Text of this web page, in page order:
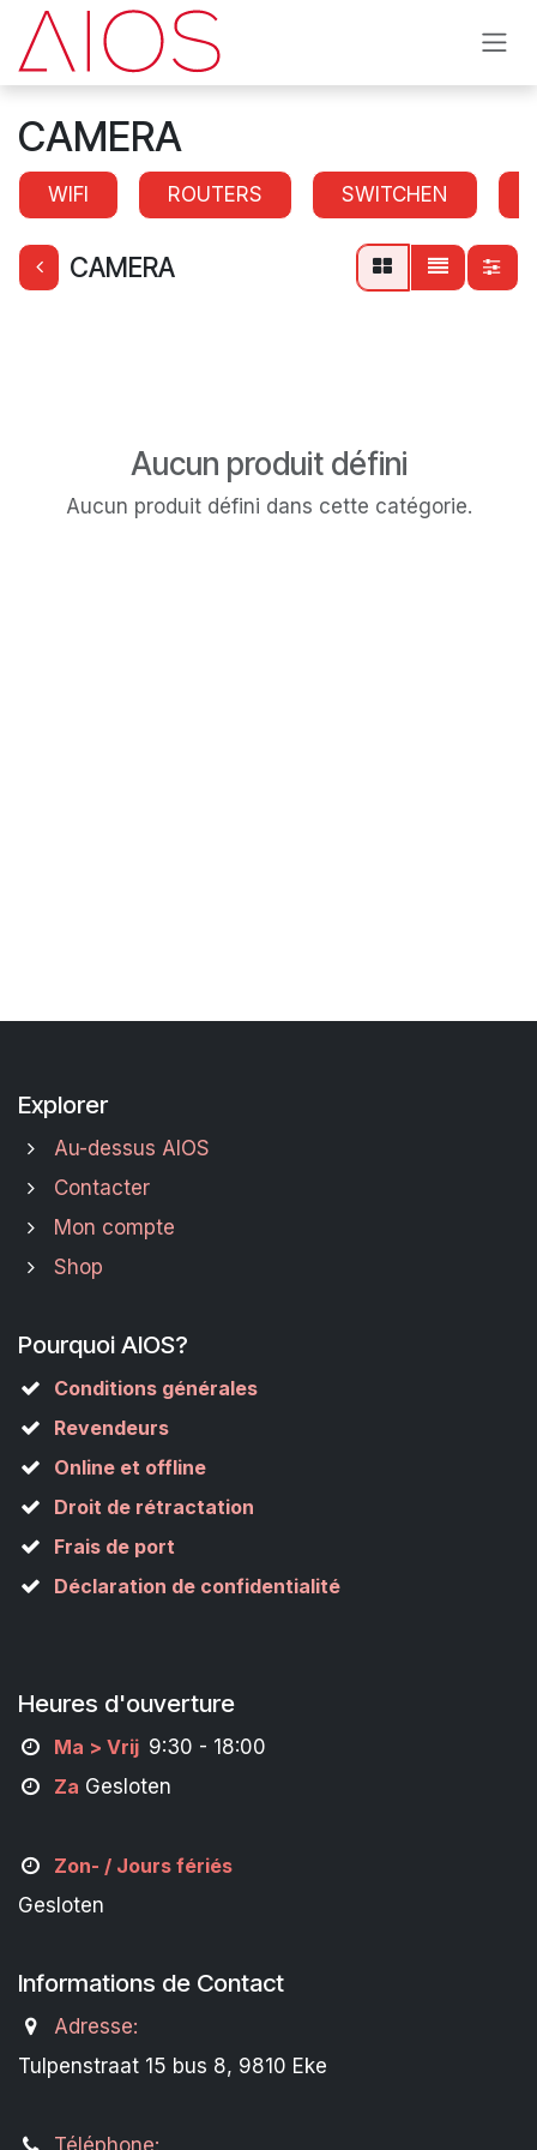
Se rendre au contenu
CAMERA
WIFI ROUTERS SWITCHEN
CAMERA
Aucun produit défini
Aucun produit défini dans cette catégorie.
Explorer
Au-dessus AIOS
Contacter
Mon compte
Shop
Pourquoi AIOS?
Conditions générales
Revendeurs
Online et offline
Droit de rétractation
Frais de port
Déclaration de confidentialité
Heures d'ouverture
Ma > Vrij 9:30 - 18:00
Za Gesloten
Zon- / Jours fériés
Gesloten
Informations de Contact
Adresse:
Tulpenstraat 15 bus 8, 9810 Eke
Téléphone: